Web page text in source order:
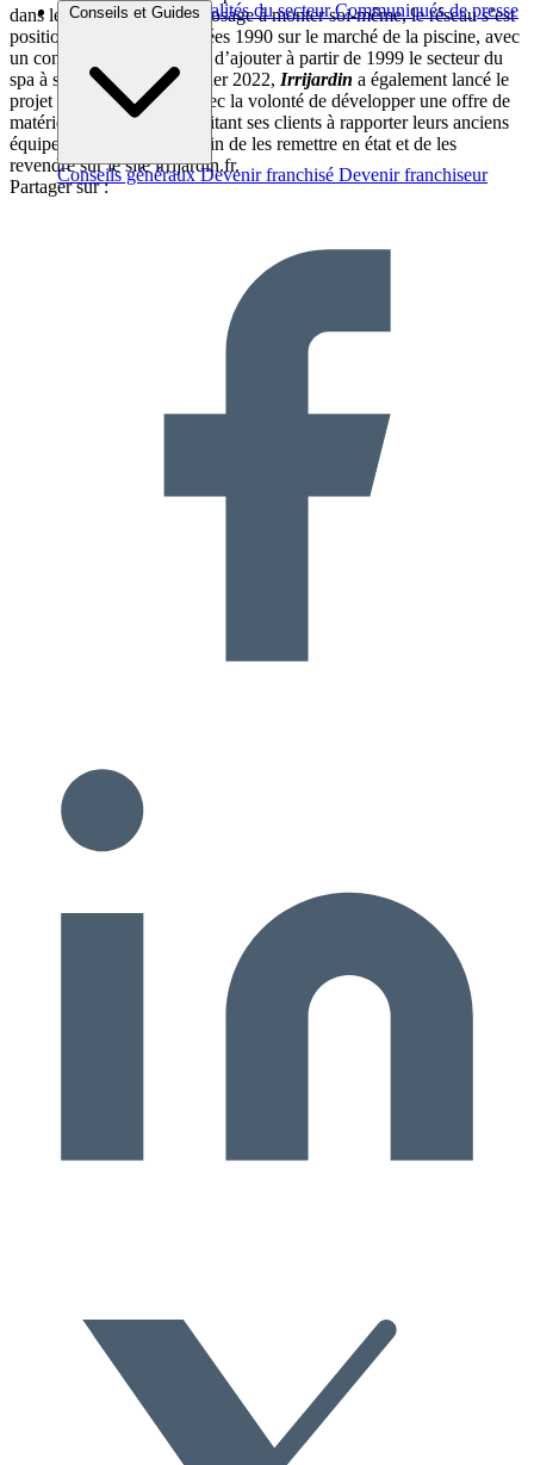
Brèves et actus Actualités du secteur Communiqués de presse
Conseils et Guides
Conseils généraux Devenir franchisé Devenir franchiseur
dans les des solutions d’arrosage à monter soi-même, le réseau s’est
positionné à partir des années 1990 sur le marché de la piscine, avec
un concept similaire, avant d’ajouter à partir de 1999 le secteur du
spa à ses activités. En janvier 2022, Irrijardin a également lancé le
projet « Seconde Vie », avec la volonté de développer une offre de
matériel d’occasion, en incitant ses clients à rapporter leurs anciens
équipements de piscines afin de les remettre en état et de les
revendre sur le site irrijardin.fr.
Partager sur :